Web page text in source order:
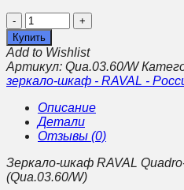
Количество
Мебель
для
ванных
комнат
-
RAVAL
Купить
Add to Wishlist
Артикул: Qua.03.60/W
зеркало-шкаф - RAVAL -
Описание
Детали
Отзывы (0)
Зеркало-шкаф RAVAL
(Qua.03.60/W)